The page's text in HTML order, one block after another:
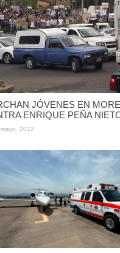
JÓVENES EN
ENRIQUE PEÑA
2012